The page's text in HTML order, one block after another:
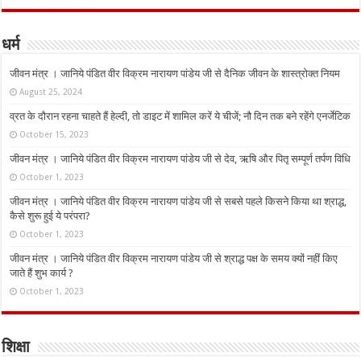
धर्म
जीवन मंत्र । जानिये पंडित वीर विक्रम नारायण पांडेय जी से दैनिक जीवन के शास्त्रोक्त नियम
August 25, 2024
व्रत के दौरान रहना चाहते हैं हेल्दी, तो डाइट में शामिल करें ये चीजें; नौ दिन तक बने रहेंगे एनर्जेटिक
October 15, 2023
जीवन मंत्र । जानिये पंडित वीर विक्रम नारायण पांडेय जी से देव, ऋषि और पितृ सम्पूर्ण तर्पण विधि
October 1, 2023
जीवन मंत्र । जानिये पंडित वीर विक्रम नारायण पांडेय जी से सबसे पहले किसने किया था श्राद्ध,
कैसे शुरू हुई ये परंपरा?
October 1, 2023
जीवन मंत्र । जानिये पंडित वीर विक्रम नारायण पांडेय जी से श्राद्ध पक्ष के समय क्यों नहीं किए
जाते हैं शुभ कार्य ?
October 1, 2023
शिक्षा